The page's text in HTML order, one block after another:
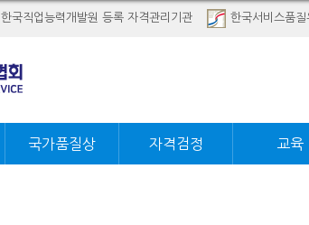
한국직업능력개발원 등록 자격관리기관 한국서비스품
국가품질상 자격검정 교육